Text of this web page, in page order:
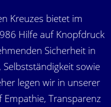
Kreuzes bietet im
Hilfe auf Knopfdruck
Sicherheit in
sowie
legen wir in unserer
Transparenz